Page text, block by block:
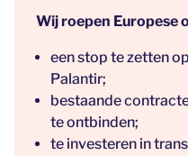
Wij roepen Europese
een stop te zetten
Palantir;
bestaande
te ontbinden;
te investeren in